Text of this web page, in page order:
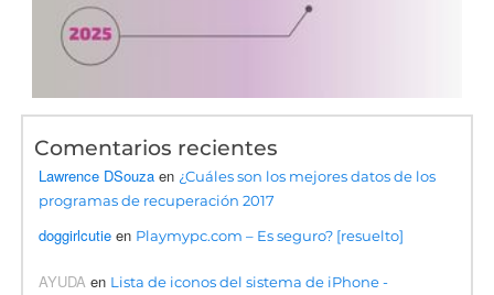
Comentarios recientes
Lawrence DSouza en ¿Cuáles son los mejores datos de los
programas de recuperación 2017
doggirlcutie en Playmypc.com – Es seguro? [resuelto]
AYUDA en Lista de iconos del sistema de iPhone -